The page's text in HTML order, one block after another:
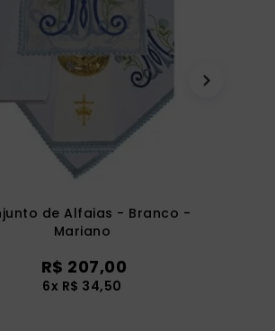
de Alfaias - Branco -
Mariano
R$ 207,00
6x R$ 34,50